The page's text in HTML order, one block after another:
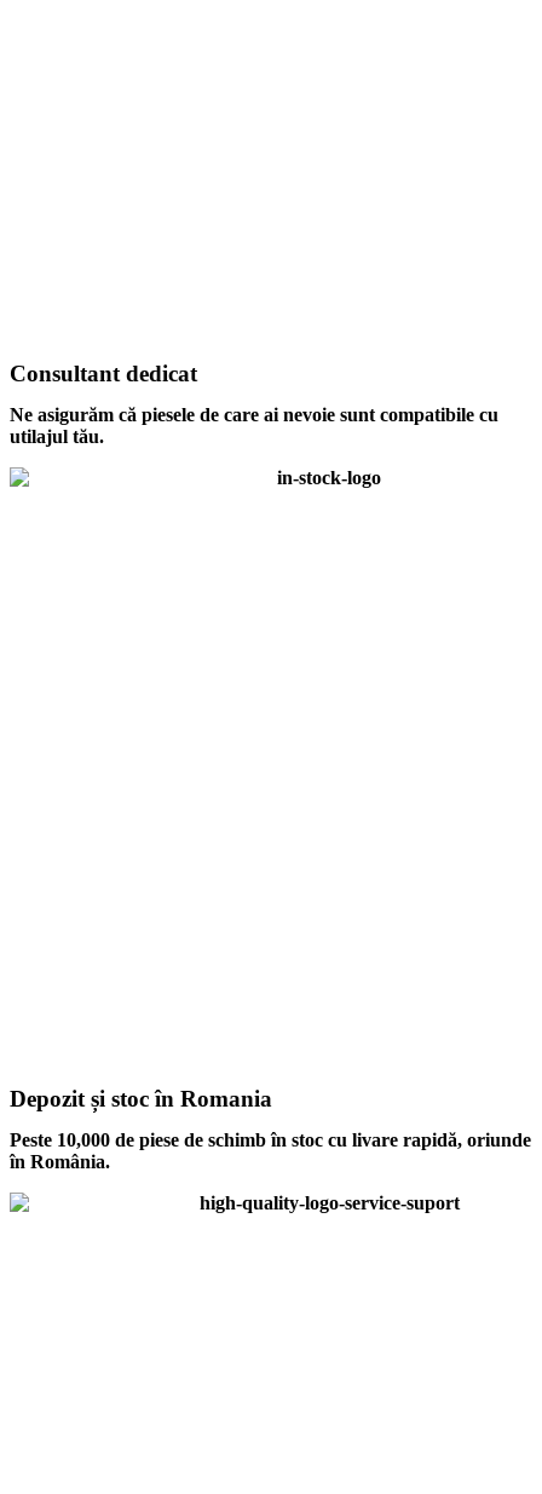
Consultant dedicat
Ne asigurăm că piesele de care ai nevoie sunt compatibile cu
utilajul tău.
Depozit și stoc în Romania
Peste 10,000 de piese de schimb în stoc cu livare rapidă, oriunde
în România.